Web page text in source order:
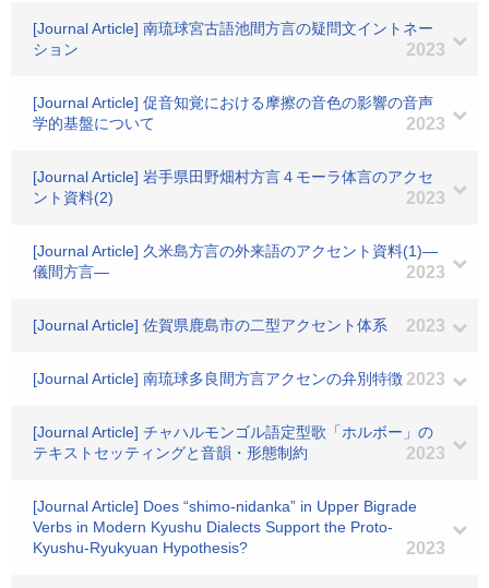
[Journal Article] 南琉球宮古語池間方言の疑問文イントネー
ション
2023
[Journal Article] 促音知覚における摩擦の音色の影響の音声
学的基盤について
2023
[Journal Article] 岩手県田野畑村方言４モーラ体言のアクセ
ント資料(2)
2023
[Journal Article] 久米島方言の外来語のアクセント資料(1)―
儀間方言―
2023
[Journal Article] 佐賀県鹿島市の二型アクセント体系 2023
[Journal Article] 南琉球多良間方言アクセンの弁別特徴 2023
[Journal Article] チャハルモンゴル語定型歌「ホルボー」の
テキストセッティングと音韻・形態制約
2023
[Journal Article] Does “shimo-nidanka” in Upper Bigrade
Verbs in Modern Kyushu Dialects Support the Proto-
Kyushu-Ryukyuan Hypothesis?
2023